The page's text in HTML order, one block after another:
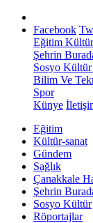
Facebook
Eğitim
Şehrin
Sosyo Kültür
Bilim Ve
Spor
Künye
Eğitim
Kültür-sanat
Gündem
Sağlık
Çanakkale
Şehrin
Sosyo Kültür
Röportajlar